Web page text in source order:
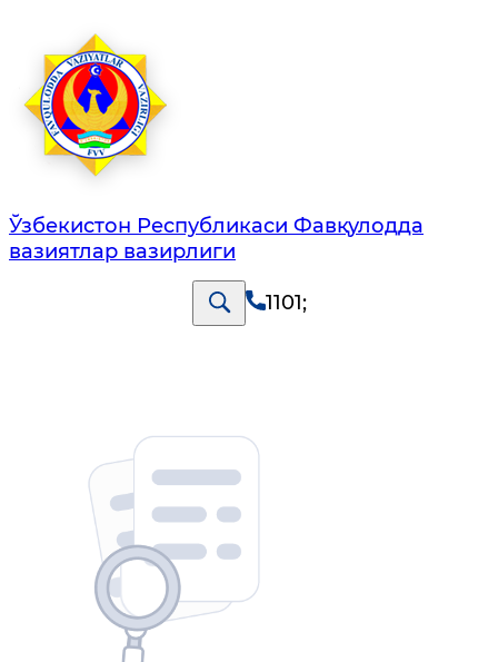
Ўзбекистон Республикаси Фавқулодда
вазиятлар вазирлиги
1101;